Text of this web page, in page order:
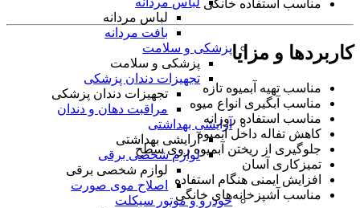
لباس مردانه
بافت مردانه
پزشکی و سلامت
پزشکی و سلامت
تجهیزات دندان پزشکی
تجهیزات دندان پزشکی
مراقبت دهان و دندان
آرایشی بهداشتی
آرایشی بهداشتی
لوازم شخصی برقی
لوازم شخصی برقی
اصلاح موی صورت
خودرو و موتور سیکلت
مناسب استفاده خانگی
کاربردها و مزایا
مناسب تهیه آبمیوه تازه
مناسب آبگیری انواع میوه
مناسب استفاده روزانه
کاهش تفاله داخل آبمیوه
جلوگیری از ریختن آبمیوه روی سطح
تمیزکاری آسان
افزایش ایمنی هنگام استفاده
مناسب آشپزخانه‌های خانگی